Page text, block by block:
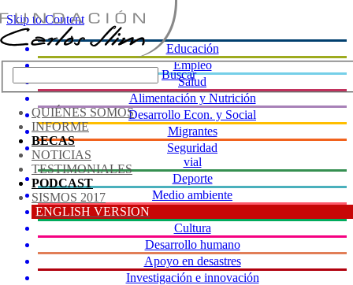
Skip to Content
Buscar
QUIÉNES SOMOS
INFORME
BECAS
NOTICIAS
TESTIMONIALES
PODCAST
SISMOS 2017
ENGLISH VERSION
Educación
Empleo
Salud
Alimentación y Nutrición
Desarrollo Econ. y Social
Migrantes
Seguridad
vial
Deporte
Medio ambiente
Cultura
Desarrollo humano
Apoyo en desastres
Investigación e innovación